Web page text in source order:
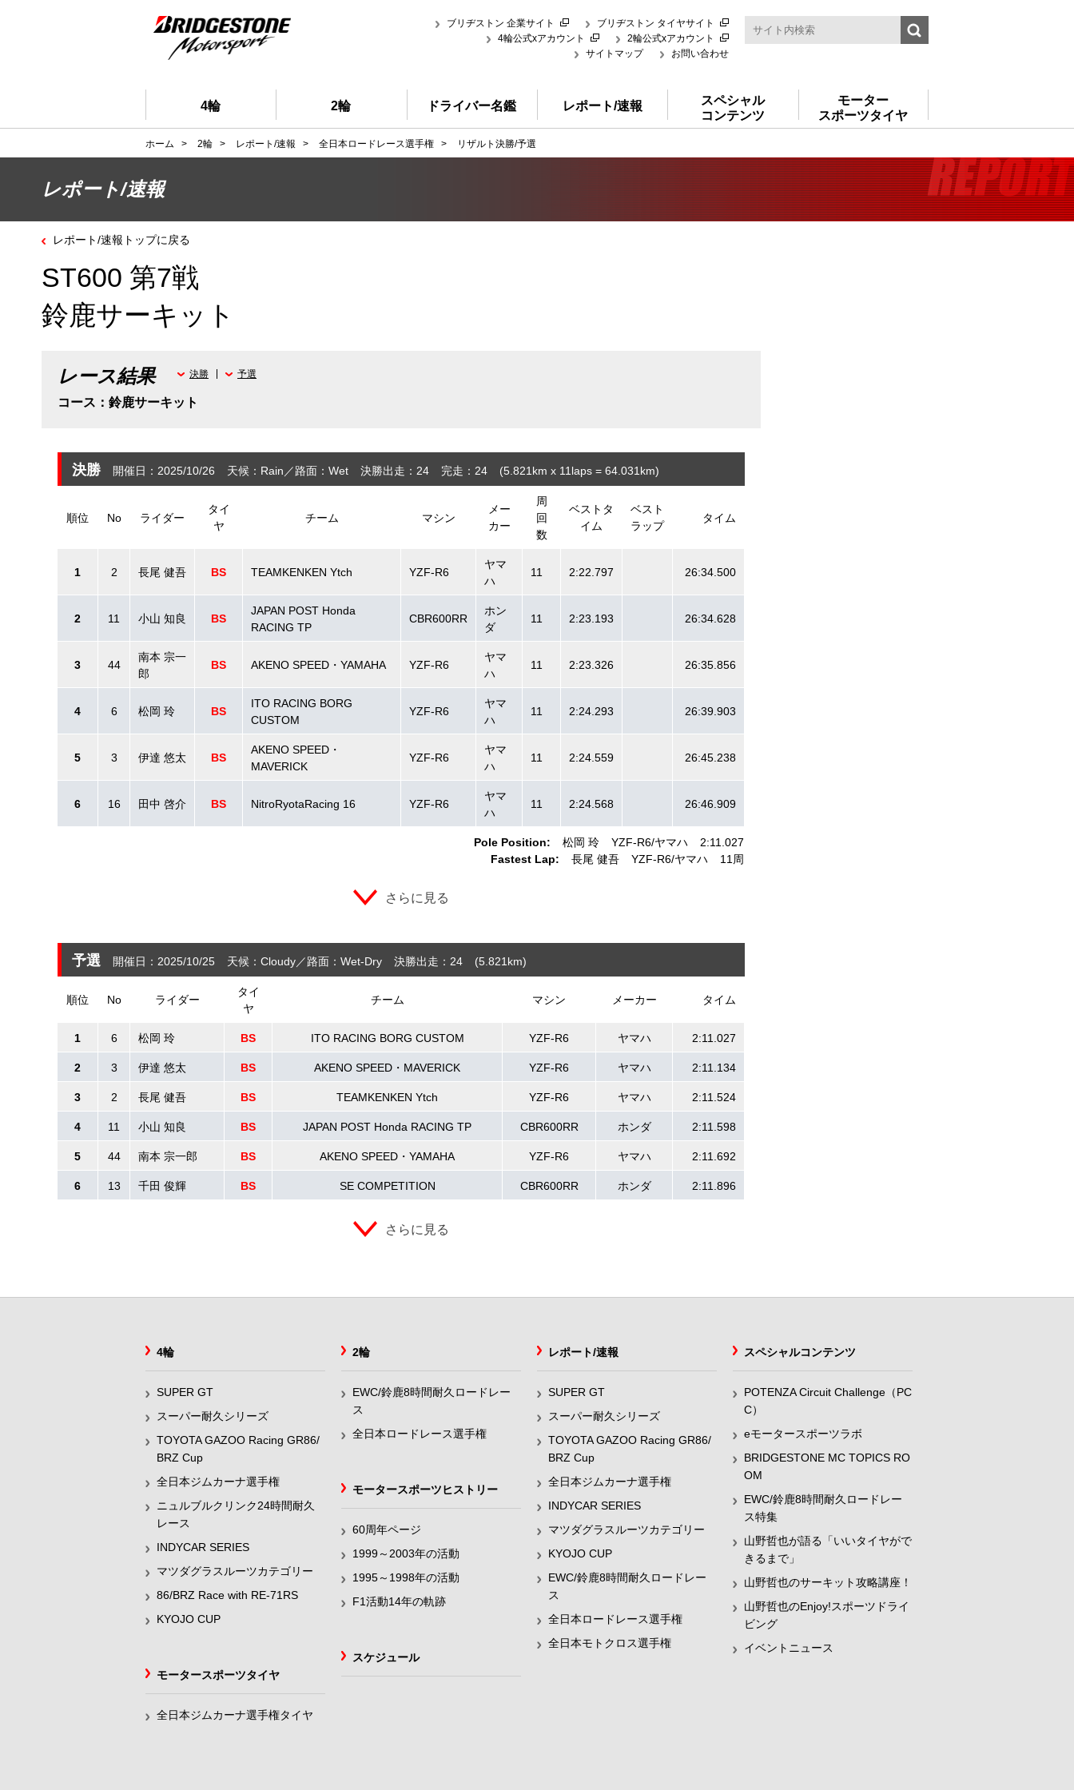
ブリヂストン 企業サイト
ブリヂストン タイヤサイト
4輪公式xアカウント
2輪公式xアカウント
サイトマップ
お問い合わせ
4輪 2輪 ドライバー名鑑 レポート/速報
スペシャル
コンテンツ
モーター
スポーツタイヤ
ホーム > 2輪 > レポート/速報 > 全日本ロードレース選手権 > リザルト決勝/予選
レポート/速報
レポート/速報トップに戻る
ST600 第7戦
鈴鹿サーキット
レース結果
コース：鈴鹿サーキット
決勝 予選
決勝 開催日：2025/10/26 天候：Rain 路面：Wet 決勝出走：24 完走：24 (5.821 km x 11laps = 64.031 km)
順位 No ライダー
タイ
ヤ
チーム マシン
メー
カー
周
回
数
ベストタ
イム
ベスト
ラップ
タイム
Pole Position: 松岡 玲 YZF-R6 ヤマハ
2:11.027
Fastest Lap:
長尾 健吾 YZF-R6 ヤマハ 11周
1 2 長尾 健吾 BS TEAMKENKEN Ytch YZF-R6
ヤマ
ハ
11 2:22.797 26:34.500
2 11 小山 知良 BS
JAPAN POST Honda
RACING TP
CBR600RR
ホン
ダ
11 2:23.193 26:34.628
3 44
南本 宗一
郎
BS AKENO SPEED・YAMAHA YZF-R6
ヤマ
ハ
11 2:23.326 26:35.856
4 6 松岡 玲 BS
ITO RACING BORG
CUSTOM
YZF-R6
ヤマ
ハ
11 2:24.293 26:39.903
5 3 伊達 悠太 BS
AKENO SPEED・
MAVERICK
YZF-R6
ヤマ
ハ
11 2:24.559 26:45.238
6 16 田中 啓介 BS NitroRyotaRacing 16 YZF-R6
ヤマ
ハ
11 2:24.568 26:46.909
さらに見る
予選 開催日：2025/10/25 天候：Cloudy 路面：Wet-Dry 決勝出走：24 (5.821 km)
順位 No ライダー
タイ
ヤ
チーム マシン メーカー タイム
1 6 松岡 玲 BS ITO RACING BORG CUSTOM YZF-R6 ヤマハ 2:11.027
2 3 伊達 悠太 BS AKENO SPEED・MAVERICK YZF-R6 ヤマハ 2:11.134
3 2 長尾 健吾 BS TEAMKENKEN Ytch YZF-R6 ヤマハ 2:11.524
4 11 小山 知良 BS JAPAN POST Honda RACING TP CBR600RR ホンダ 2:11.598
5 44 南本 宗一郎 BS AKENO SPEED・YAMAHA YZF-R6 ヤマハ 2:11.692
6 13 千田 俊輝 BS SE COMPETITION CBR600RR ホンダ 2:11.896
さらに見る
4輪
SUPER GT
スーパー耐久シリーズ
TOYOTA GAZOO Racing GR86/
BRZ Cup
全日本ジムカーナ選手権
ニュルブルクリンク24時間耐久
レース
INDYCAR SERIES
マツダグラスルーツカテゴリー
86/BRZ Race with RE-71RS
KYOJO CUP
2輪
EWC/鈴鹿8時間耐久ロードレー
ス
全日本ロードレース選手権
レポート/速報
SUPER GT
スーパー耐久シリーズ
TOYOTA GAZOO Racing GR86/
BRZ Cup
全日本ジムカーナ選手権
INDYCAR SERIES
マツダグラスルーツカテゴリー
KYOJO CUP
EWC/鈴鹿8時間耐久ロードレー
ス
全日本ロードレース選手権
全日本モトクロス選手権
スペシャルコンテンツ
POTENZA Circuit Challenge（PC
C）
eモータースポーツラボ
BRIDGESTONE MC TOPICS RO
OM
EWC/鈴鹿8時間耐久ロードレー
ス特集
山野哲也が語る「いいタイヤがで
きるまで」
山野哲也のサーキット攻略講座！
山野哲也のEnjoy!スポーツドライ
ビング
イベントニュース
モータースポーツヒストリー
60周年ページ
1999～2003年の活動
1995～1998年の活動
F1活動14年の軌跡
スケジュール
モータースポーツタイヤ
全日本ジムカーナ選手権タイヤ